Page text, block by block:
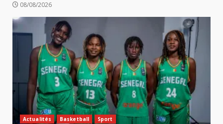
08/08/2026
Actualités Basketball Sport